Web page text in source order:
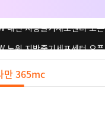
대전 지방줄기세포센터 오픈
NEW 미국 LA점 오픈
부산 지방줄기세포센터 오픈
만 365mc